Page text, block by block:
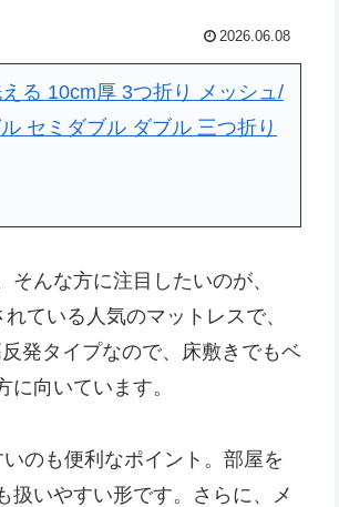
2026.06.08
る 10cm厚 3つ折り メッシュ/
セミダブル ダブル 三つ折り
んな方に注目したいのが、
ている人気のマットレスで、
発タイプなので、床敷きでもベ
向いています。
のも便利なポイント。部屋を
扱いやすい形です。さらに、メ